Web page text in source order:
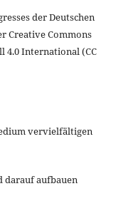
der Deutschen
Creative Commons
4.0 International(CC
vervielfältigen
darauf aufbauen